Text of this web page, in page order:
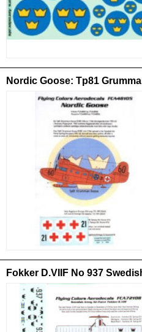
Nordic Goose: Tp81
Fokker D.VIIF No 937